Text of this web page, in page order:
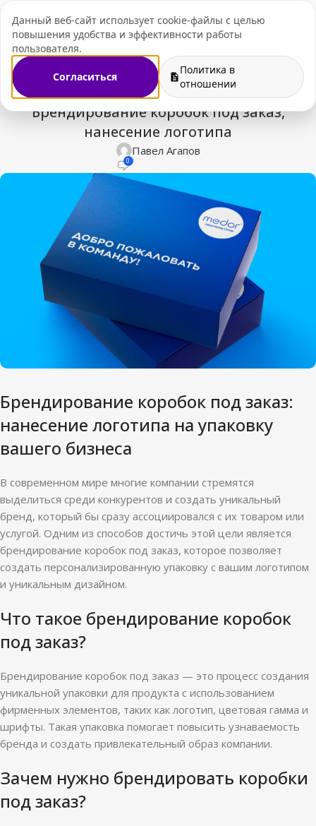
Данный веб-сайт использует cookie-файлы с целью
повышения удобства и эффективности работы
пользователя.
Согласиться
Политика в
отношении
+7 (495) 109-07-
СТАТЬИ
Брендирование коробок под заказ,
нанесение логотипа
Павел Агапов
0
Брендирование коробок под заказ:
нанесение логотипа на упаковку
вашего бизнеса
В современном мире многие компании стремятся
выделиться среди конкурентов и создать уникальный
бренд, который бы сразу ассоциировался с их товаром или
услугой. Одним из способов достичь этой цели является
брендирование коробок под заказ, которое позволяет
создать персонализированную упаковку с вашим логотипом
и уникальным дизайном.
Что такое брендирование коробок
под заказ?
Брендирование коробок под заказ — это процесс создания
уникальной упаковки для продукта с использованием
фирменных элементов, таких как логотип, цветовая гамма и
шрифты. Такая упаковка помогает повысить узнаваемость
бренда и создать привлекательный образ компании.
Зачем нужно брендировать коробки
под заказ?